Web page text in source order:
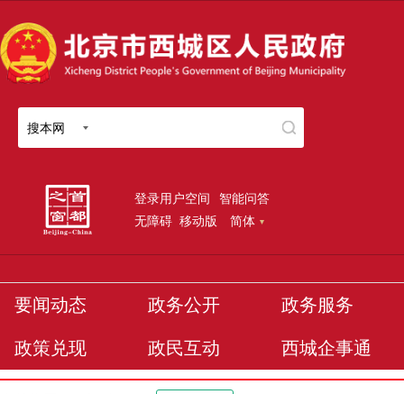
搜本网
登录用户空间 智能问答
无障碍 移动版 简体
要闻动态 政务公开 政务服务
政策兑现 政民互动 西城企事通